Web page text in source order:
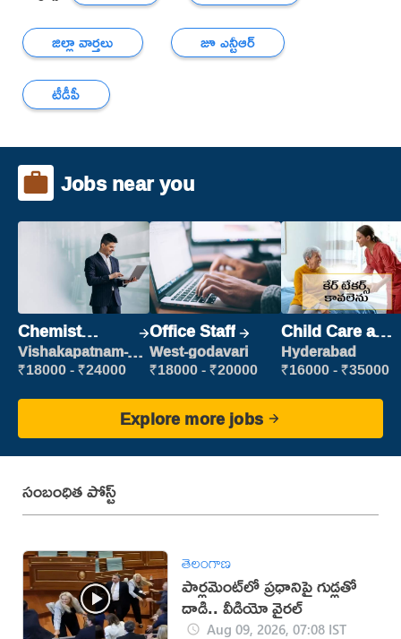
జిల్లా వార్తలు
జూ ఎన్టీఆర్
టీడీపీ
Jobs near you
Chemist
Production
Executive
Vishakapatnam-
new
₹18000 - ₹24000
Office Staff
West-godavari
₹18000 - ₹20000
Child Care and
Patient care
Hyderabad
₹16000 - ₹35000
Explore more jobs
సంబంధిత పోస్ట్
తెలంగాణ
పార్లమెంట్‌లో ప్రధానిపై గుడ్లతో
దాడి.. వీడియో వైరల్
Aug 09, 2026, 07:08 IST